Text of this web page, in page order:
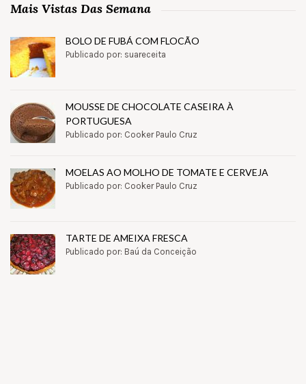
Mais Vistas Das Semana
BOLO DE FUBÁ COM FLOCÃO
Publicado por: suareceita
MOUSSE DE CHOCOLATE CASEIRA À
PORTUGUESA
Publicado por: Cooker Paulo Cruz
MOELAS AO MOLHO DE TOMATE E CERVEJA
Publicado por: Cooker Paulo Cruz
TARTE DE AMEIXA FRESCA
Publicado por: Baú da Conceição